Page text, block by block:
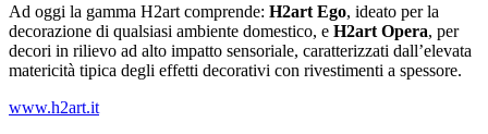
Ad oggi la gamma H2art comprende: H2art Ego, ideato per la
decorazione di qualsiasi ambiente domestico, e H2art Opera, per
decori in rilievo ad alto impatto sensoriale, caratterizzati dall’elevata
matericità tipica degli effetti decorativi con rivestimenti a spessore.
www.h2art.it